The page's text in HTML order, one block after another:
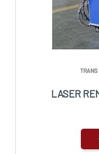
TRANS
LASER